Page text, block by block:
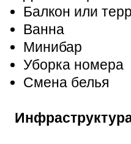
Балкон или
Ванна
Минибар
Уборка номера
Смена белья